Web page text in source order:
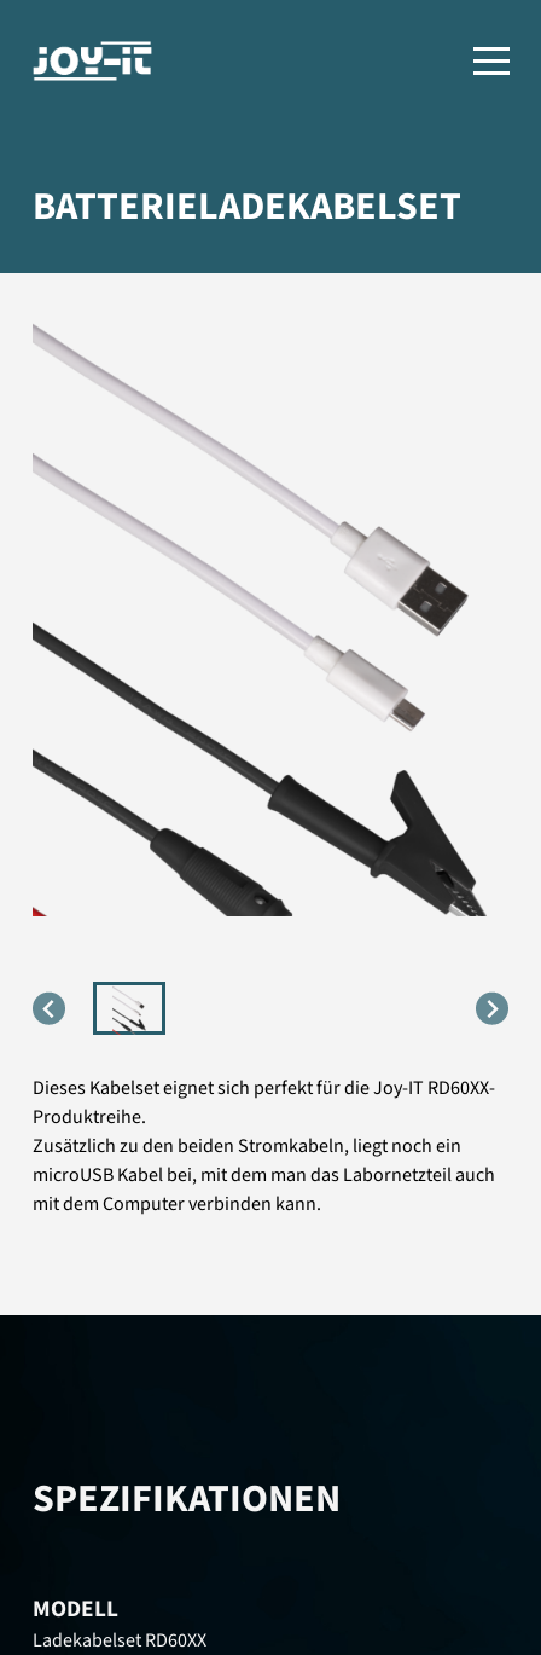
BATTERIELADEKABELSET
Dieses Kabelset eignet sich perfekt für die Joy-IT RD60XX-
Produktreihe.
Zusätzlich zu den beiden Stromkabeln, liegt noch ein
microUSB Kabel bei, mit dem man das Labornetzteil auch
mit dem Computer verbinden kann.
SPEZIFIKATIONEN
MODELL
Ladekabelset RD60XX